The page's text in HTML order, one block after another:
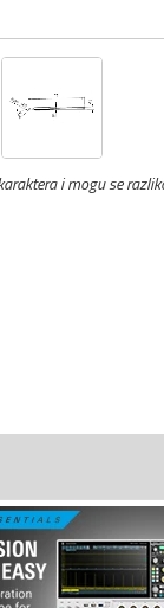
i mogu se